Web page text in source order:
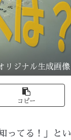
リジナル生成画像
コピー
ってる！」とい